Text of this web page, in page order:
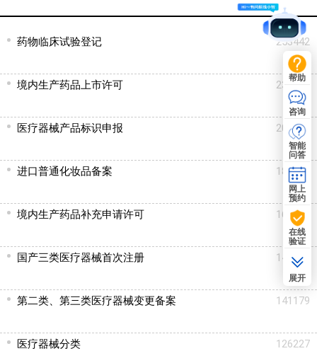
药物临床试验登记 253442
境内生产药品上市许可 237687
医疗器械产品标识申报 208290
进口普通化妆品备案 181571
境内生产药品补充申请许可 169562
国产三类医疗器械首次注册 142715
第二类、第三类医疗器械变更备案 141179
医疗器械分类 126227
帮助
咨询
智能
问答
网上
预约
在线
验证
展开